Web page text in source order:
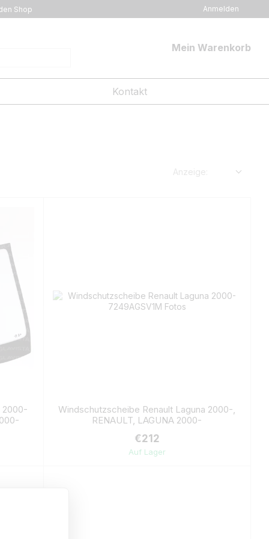
Shop Anmelden
Mein Warenkorb
Kontakt
Anzeige:
2000-
Windschutzscheibe Renault Laguna 2000-,
RENAULT, LAGUNA 2000-
€212
Auf Lager